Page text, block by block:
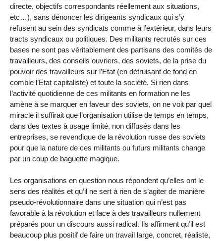
directe, objectifs correspondants réellement aux situations,
etc…), sans dénoncer les dirigeants syndicaux qui s’y
refusent au sein des syndicats comme à l’extérieur, dans leurs
tracts syndicaux ou politiques. Des militants recrutés sur ces
bases ne sont pas véritablement des partisans des comités de
travailleurs, des conseils ouvriers, des soviets, de la prise du
pouvoir des travailleurs sur l’Etat (en détruisant de fond en
comble l’Etat capitaliste) et toute la société. Si rien dans
l’activité quotidienne de ces militants en formation ne les
amène à se marquer en faveur des soviets, on ne voit par quel
miracle il suffirait que l’organisation utilise de temps en temps,
dans des textes à usage limité, non diffusés dans les
entreprises, se revendique de la révolution russe des soviets
pour que la nature de ces militants ou futurs militants change
par un coup de baguette magique.
Les organisations en question nous répondent qu’elles ont le
sens des réalités et qu’il ne sert à rien de s’agiter de manière
pseudo-révolutionnaire dans une situation qui n’est pas
favorable à la révolution et face à des travailleurs nullement
préparés pour un discours aussi radical. Ils affirment qu’il est
beaucoup plus positif de faire un travail large, concret, réaliste,